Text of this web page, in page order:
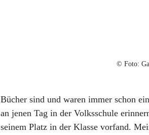
© Foto:
Bücher sind und waren immer schon
an jenen Tag in der Volksschule
seinem Platz in der Klasse vorfand.